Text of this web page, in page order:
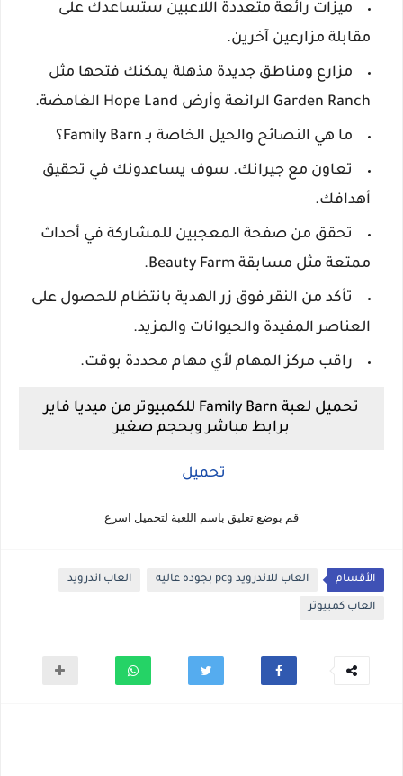
ميزات رائعة متعددة اللاعبين ستساعدك على
مقابلة مزارعين آخرين.
مزارع ومناطق جديدة مذهلة يمكنك فتحها مثل
Garden Ranch الرائعة وأرض Hope Land الغامضة.
ما هي النصائح والحيل الخاصة بـ Family Barn؟
تعاون مع جيرانك. سوف يساعدونك في تحقيق
أهدافك.
تحقق من صفحة المعجبين للمشاركة في أحداث
ممتعة مثل مسابقة Beauty Farm.
تأكد من النقر فوق زر الهدية بانتظام للحصول على
العناصر المفيدة والحيوانات والمزيد.
راقب مركز المهام لأي مهام محددة بوقت.
تحميل لعبة Family Barn للكمبيوتر من ميديا فاير
برابط مباشر وبحجم صغير
تحميل
قم بوضع تعليق باسم اللعبة لتحميل اسرع
الأقسام العاب للاندرويد وpc بجوده عاليه العاب اندرويد
العاب كمبيوتر